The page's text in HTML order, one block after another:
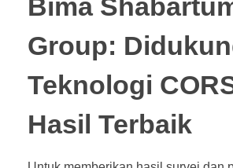
Bima
Group:
Teknologi
Hasil Terbaik